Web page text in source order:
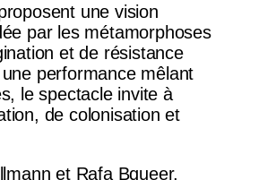
une vision
par les métamorphoses
et de résistance
performance mêlant
le spectacle invite à
de colonisation et
et Rafa Bqueer,